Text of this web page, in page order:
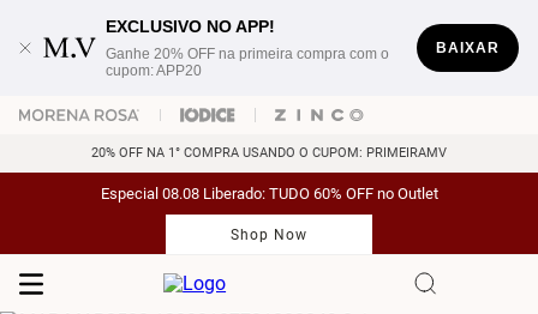
EXCLUSIVO NO APP!
Ganhe 20% OFF na primeira compra com o
cupom: APP20
BAIXAR
20% OFF NA 1° COMPRA USANDO O CUPOM: PRIMEIRAMV
Especial 08.08 Liberado: TUDO 60% OFF no Outlet
Shop Now